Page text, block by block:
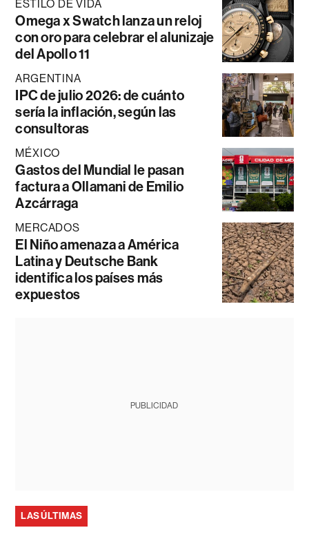
ESTILO DE VIDA
Omega x Swatch lanza un reloj
con oro para celebrar el alunizaje
del Apollo 11
ARGENTINA
IPC de julio 2026: de cuánto
sería la inflación, según las
consultoras
MÉXICO
Gastos del Mundial le pasan
factura a Ollamani de Emilio
Azcárraga
MERCADOS
El Niño amenaza a América
Latina y Deutsche Bank
identifica los países más
expuestos
PUBLICIDAD
LAS ÚLTIMAS